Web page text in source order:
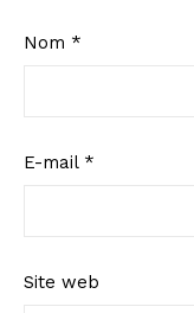
Nom *
E-mail *
Site web